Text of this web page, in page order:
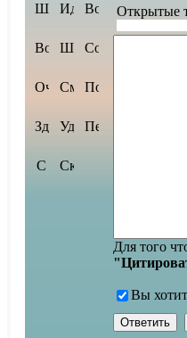
Открытые
Для того
Вы